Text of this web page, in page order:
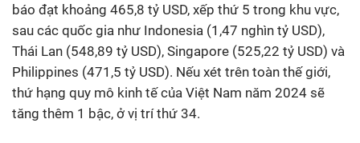
báo đạt khoảng 465,8 tỷ USD, xếp thứ 5 trong khu vực,
sau các quốc gia như Indonesia (1,47 nghìn tỷ USD),
Thái Lan (548,89 tỷ USD), Singapore (525,22 tỷ USD) và
Philippines (471,5 tỷ USD). Nếu xét trên toàn thế giới,
thứ hạng quy mô kinh tế của Việt Nam năm 2024 sẽ
tăng thêm 1 bậc, ở vị trí thứ 34.